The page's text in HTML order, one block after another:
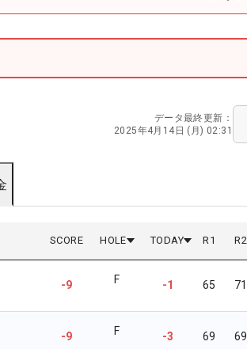
データ最終更新：
2025年4月14日 (月) 02:31
SCORE HOLE TODAY R 1 R2
-9 F -1 65 71
-9 F -3 69 69